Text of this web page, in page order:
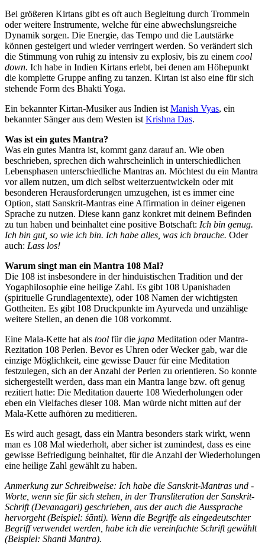
Bei größeren Kirtans gibt es oft auch Begleitung durch Trommeln
oder weitere Instrumente, welche für eine abwechslungsreiche
Dynamik sorgen. Die Energie, das Tempo und die Lautstärke
können gesteigert und wieder verringert werden. So verändert sich
die Stimmung von ruhig zu intensiv zu explosiv, bis zu einem cool
down. Ich habe in Indien Kirtans erlebt, bei denen am Höhepunkt
die komplette Gruppe anfing zu tanzen. Kirtan ist also eine für sich
stehende Form des Bhakti Yoga.
Ein bekannter Kirtan-Musiker aus Indien ist Manish Vyas, ein
bekannter Sänger aus dem Westen ist Krishna Das.
Was ist ein gutes Mantra?
Was ein gutes Mantra ist, kommt ganz darauf an. Wie oben
beschrieben, sprechen dich wahrscheinlich in unterschiedlichen
Lebensphasen unterschiedliche Mantras an. Möchtest du ein Mantra
vor allem nutzen, um dich selbst weiterzuentwickeln oder mit
besonderen Herausforderungen umzugehen, ist es immer eine
Option, statt Sanskrit-Mantras eine Affirmation in deiner eigenen
Sprache zu nutzen. Diese kann ganz konkret mit deinem Befinden
zu tun haben und beinhaltet eine positive Botschaft: Ich bin genug.
Ich bin gut, so wie ich bin. Ich habe alles, was ich brauche. Oder
auch: Lass los!
Warum singt man ein Mantra 108 Mal?
Die 108 ist insbesondere in der hinduistischen Tradition und der
Yogaphilosophie eine heilige Zahl. Es gibt 108 Upanishaden
(spirituelle Grundlagentexte), oder 108 Namen der wichtigsten
Gottheiten. Es gibt 108 Druckpunkte im Ayurveda und unzählige
weitere Stellen, an denen die 108 vorkommt.
Eine Mala-Kette hat als tool für die japa Meditation oder Mantra-
Rezitation 108 Perlen. Bevor es Uhren oder Wecker gab, war die
einzige Möglichkeit, eine gewisse Dauer für eine Meditation
festzulegen, sich an der Anzahl der Perlen zu orientieren. So konnte
sichergestellt werden, dass man ein Mantra lange bzw. oft genug
rezitiert hatte: Die Meditation dauerte 108 Wiederholungen oder
eben ein Vielfaches dieser 108. Man würde nicht mitten auf der
Mala-Kette aufhören zu meditieren.
Es wird auch gesagt, dass ein Mantra besonders stark wirkt, wenn
man es 108 Mal wiederholt, aber sicher ist zumindest, dass es eine
gewisse Befriedigung beinhaltet, für die Anzahl der Wiederholungen
eine heilige Zahl gewählt zu haben.
Anmerkung zur Schreibweise: Ich habe die Sanskrit-Mantras und -
Worte, wenn sie für sich stehen, in der Transliteration der Sanskrit-
Schrift (Devanagari) geschrieben, aus der auch die Aussprache
hervorgeht (Beispiel: śānti). Wenn die Begriffe als eingedeutschter
Begriff verwendet werden, habe ich die vereinfachte Schrift gewählt
(Beispiel: Shanti Mantra).